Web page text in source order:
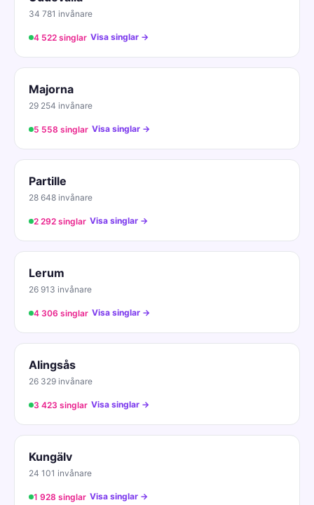
34 781 invånare
4 522 singlar Visa singlar →
Majorna
29 254 invånare
5 558 singlar Visa singlar →
Partille
28 648 invånare
2 292 singlar Visa singlar →
Lerum
26 913 invånare
4 306 singlar Visa singlar →
Alingsås
26 329 invånare
3 423 singlar Visa singlar →
Kungälv
24 101 invånare
1 928 singlar Visa singlar →